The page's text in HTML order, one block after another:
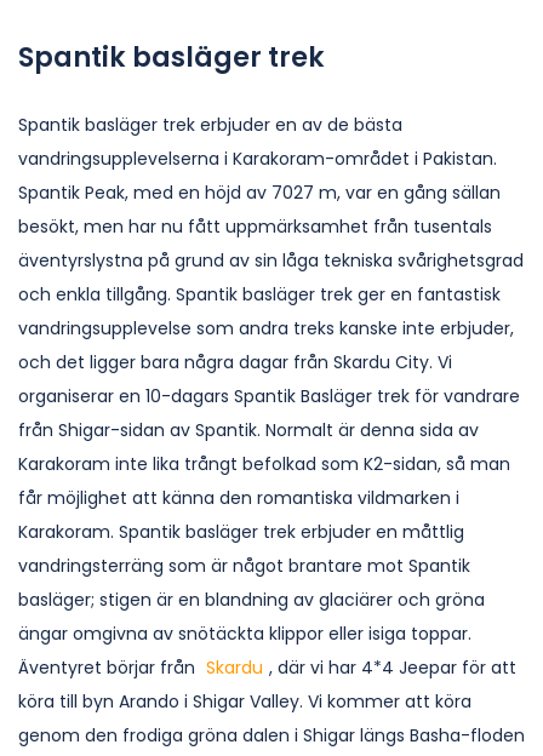
Spantik basläger trek
Spantik basläger trek erbjuder en av de bästa
vandringsupplevelserna i Karakoram-området i Pakistan.
Spantik Peak, med en höjd av 7027 m, var en gång sällan
besökt, men har nu fått uppmärksamhet från tusentals
äventyrslystna på grund av sin låga tekniska svårighetsgrad
och enkla tillgång. Spantik basläger trek ger en fantastisk
vandringsupplevelse som andra treks kanske inte erbjuder,
och det ligger bara några dagar från Skardu City. Vi
organiserar en 10-dagars Spantik Basläger trek för vandrare
från Shigar-sidan av Spantik. Normalt är denna sida av
Karakoram inte lika trångt befolkad som K2-sidan, så man
får möjlighet att känna den romantiska vildmarken i
Karakoram. Spantik basläger trek erbjuder en måttlig
vandringsterräng som är något brantare mot Spantik
basläger; stigen är en blandning av glaciärer och gröna
ängar omgivna av snötäckta klippor eller isiga toppar.
Äventyret börjar från Skardu , där vi har 4*4 Jeepar för att
köra till byn Arando i Shigar Valley. Vi kommer att köra
genom den frodiga gröna dalen i Shigar längs Basha-floden